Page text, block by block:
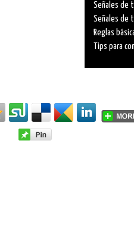
Señales de
Señales de
Reglas
Tips para